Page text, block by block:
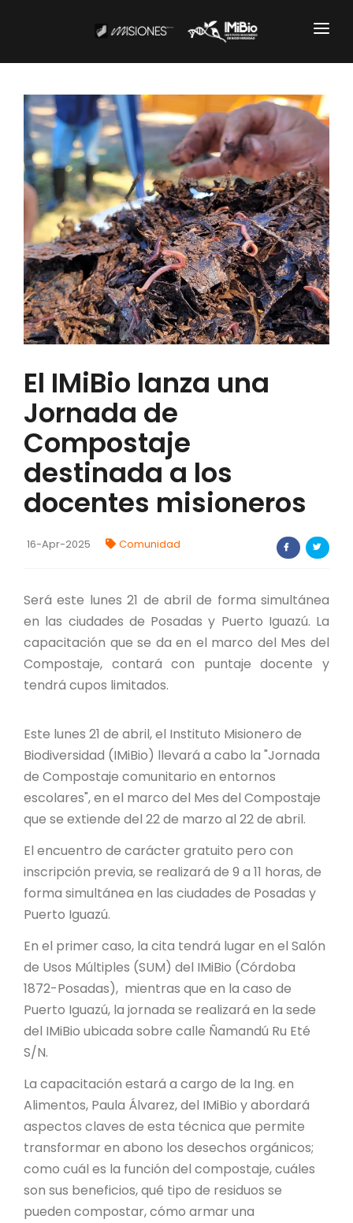
CARTOGRAFÍA
DOCUMENTOS INSTITUCIONALES
EL IMIBIO
NOTICIAS
Productos y Servicios
RESGUARDO DE COLECCIONES
BIOBANCO
FORTALECIMIENTO DE RECURSOS
ALIMENTICIOS
BIODIVERSIDAD Y ALIMENTACIÓN
INVENTARIO DE LA BIODIVERSIDAD MISIONERA
investigadores
FORMULARIO DE REGISTRO DE
AUTORIZACIONES
PROGRAMAS Y PROYECTOS
PROGRAMAS
MONUMENTOS NATURALES
REPOSITORIO
CONTACTO
El IMiBio lanza una
Jornada de
Compostaje
destinada a los
docentes misioneros
16-Apr-2025 Comunidad
Será este lunes 21 de abril de forma simultánea
en las ciudades de Posadas y Puerto Iguazú. La
capacitación que se da en el marco del Mes del
Compostaje, contará con puntaje docente y
tendrá cupos limitados.
Este lunes 21 de abril, el Instituto Misionero de
Biodiversidad (IMiBio) llevará a cabo la "Jornada
de Compostaje comunitario en entornos
escolares", en el marco del Mes del Compostaje
que se extiende del 22 de marzo al 22 de abril.
El encuentro de carácter gratuito pero con
inscripción previa, se realizará de 9 a 11 horas, de
forma simultánea en las ciudades de Posadas y
Puerto Iguazú.
En el primer caso, la cita tendrá lugar en el Salón
de Usos Múltiples (SUM) del IMiBio (Córdoba
1872-Posadas), mientras que en la caso de
Puerto Iguazú, la jornada se realizará en la sede
del IMiBio ubicada sobre calle Ñamandú Ru Eté
S/N.
La capacitación estará a cargo de la Ing. en
Alimentos, Paula Álvarez, del IMiBio y abordará
aspectos claves de esta técnica que permite
transformar en abono los desechos orgánicos;
como cuál es la función del compostaje, cuáles
son sus beneficios, qué tipo de residuos se
pueden compostar, cómo armar una